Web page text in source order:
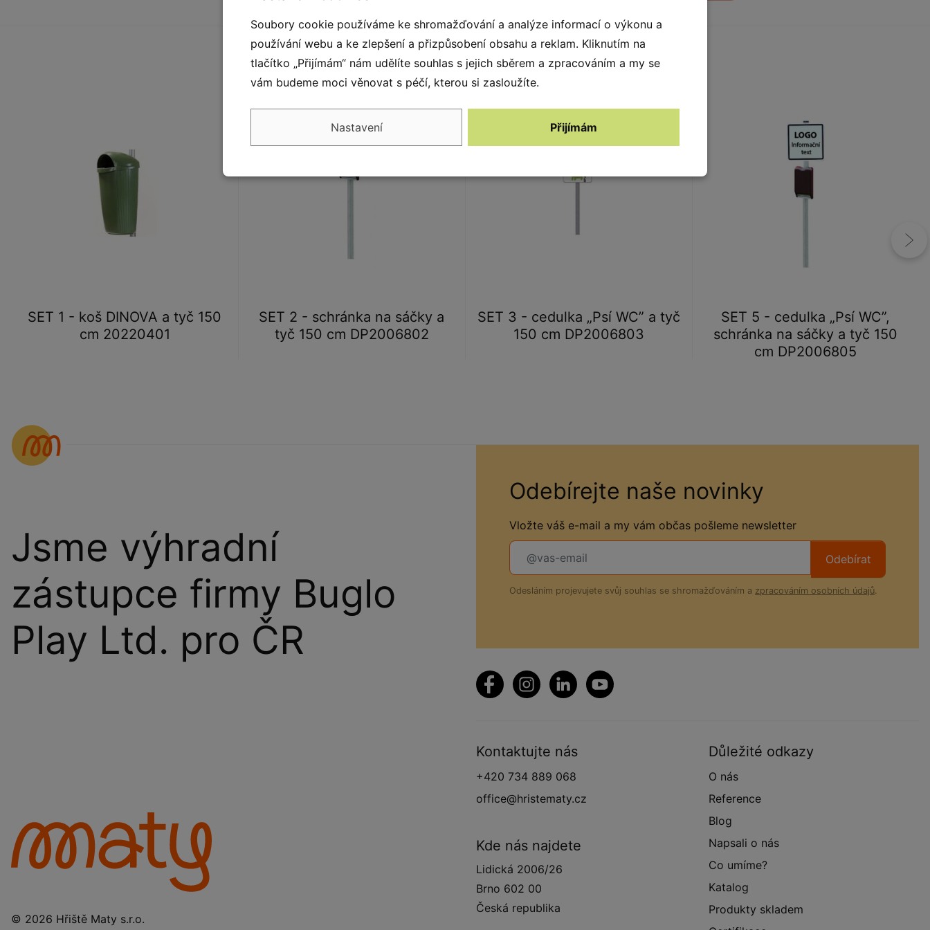
Alternativy
SET 1 - koš DINOVA a tyč 150
cm 20220401
SET 2 - schránka na sáčky a
tyč 150 cm DP2006802
SET 3 - cedulka „Psí WC” a tyč
150 cm DP2006803
SET 5 - cedulka „Psí WC”,
schránka na sáčky a tyč 150
cm DP2006805
Jsme výhradní
zástupce firmy Buglo
Play Ltd. pro ČR
Odebírejte naše novinky
Vložte váš e-mail a my vám občas pošleme newsletter
Odebírat
Odesláním projevujete svůj souhlas se shromažďováním a zpracováním osobních údajů.
Kontaktujte nás
+420 734 889 068
office@hristematy.cz
Kde nás najdete
Lidická 2006/26
Brno 602 00
Česká republika
Důležité odkazy
O nás
Reference
Blog
Napsali o nás
Co umíme?
Katalog
Produkty skladem
© 2026 Hřiště Maty s.r.o.
Soubory cookie používáme ke shromažďování a analýze informací o výkonu a
používání webu a ke zlepšení a přizpůsobení obsahu a reklam. Kliknutím na
tlačítko „Přijímám“ nám udělíte souhlas s jejich sběrem a zpracováním a my se
vám budeme moci věnovat s péčí, kterou si zasloužíte.
Nastavení Přijímám